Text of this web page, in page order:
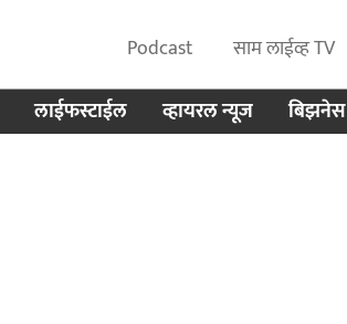
Podcast साम लाईव्ह TV
लाईफस्टाईल व्हायरल न्यूज बिझनेस